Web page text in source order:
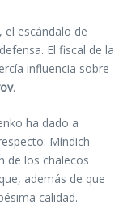
escándalo de
El fiscal de la
influencia sobre
.
ha dado a
Míndich
de los chalecos
además de que
calidad.